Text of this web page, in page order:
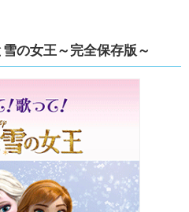
の女王～完全保存版～